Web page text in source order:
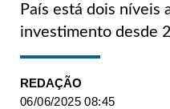
País está dois níveis
investimento desde
REDAÇÃO
06/06/2025 08:45